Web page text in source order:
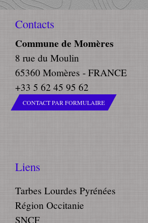
Contacts
Commune de Momères
8 rue du Moulin
65360 Momères - FRANCE
+33 5 62 45 95 62
CONTACT PAR FORMULAIRE
Liens
Tarbes Lourdes Pyrénées
Région Occitanie
SNCF